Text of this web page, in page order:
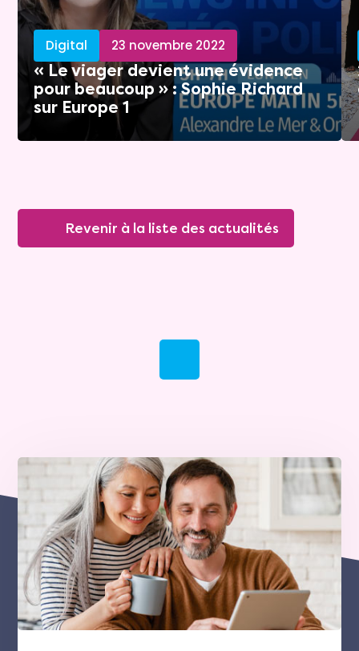
Digital 23 novembre 2022
« Le viager devient une évidence
pour beaucoup » : Sophie Richard
sur Europe 1
Revenir à la liste des actualités